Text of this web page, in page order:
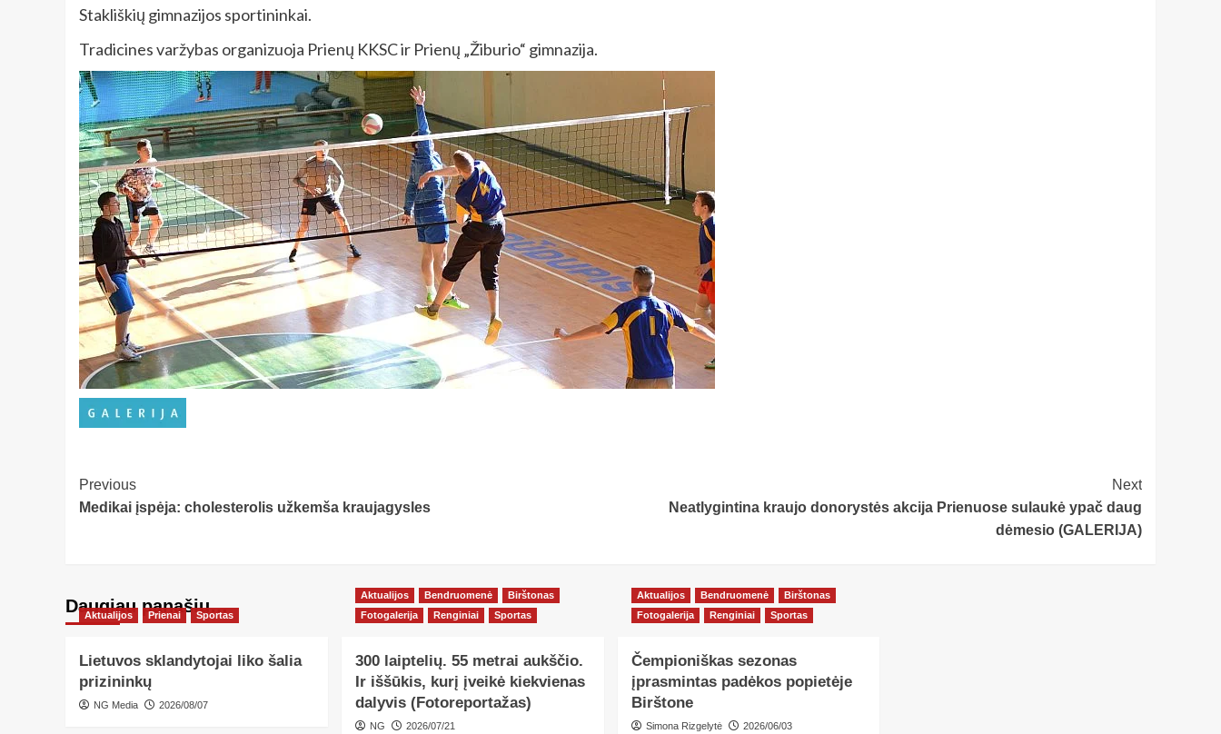
Stakliškių gimnazijos sportininkai.
Tradicines varžybas organizuoja Prienų KKSC ir Prienų „Žiburio“ gimnazija.
Post
Navigation
Previous
Medikai įspėja: cholesterolis užkemša kraujagysles
Next
Neatlygintina kraujo donorystės akcija Prienuose sulaukė ypač daug
dėmesio (GALERIJA)
Daugiau panašių…
Aktualijos Prienai Sportas
Lietuvos sklandytojai liko šalia
prizininkų
NG Media 2026/08/07
Aktualijos Bendruomenė
Birštonas
Fotogalerija
Renginiai Sportas
300 laiptelių. 55 metrai aukščio.
Ir iššūkis, kurį įveikė kiekvienas
dalyvis (Fotoreportažas)
NG 2026/07/21
Aktualijos Bendruomenė
Birštonas
Fotogalerija
Renginiai Sportas
Čempioniškas sezonas
įprasmintas padėkos popietėje
Birštone
Simona Rizgelytė 2026/06/03